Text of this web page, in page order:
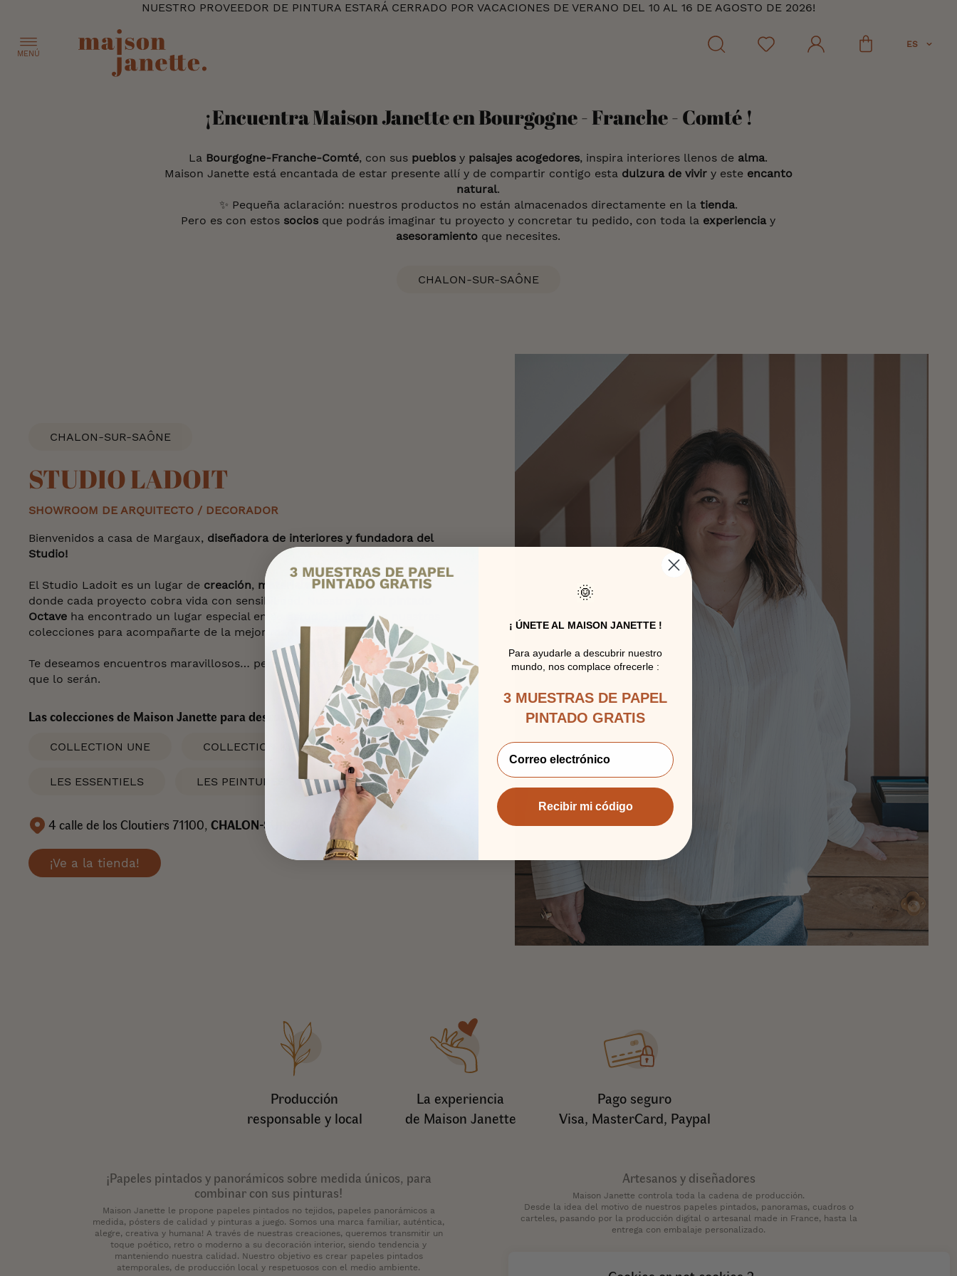
NUESTRO PROVEEDOR DE PINTURA ESTARÁ CERRADO POR VACACIONES DE VERANO DEL 10 AL 16 DE AGOSTO DE 2026!
MENÚ
ES
¡Encuentra Maison Janette en Bourgogne - Franche - Comté !
La Bourgogne-Franche-Comté, con sus pueblos y paisajes acogedores, inspira interiores llenos de alma.
Maison Janette está encantada de estar presente allí y de compartir contigo esta dulzura de viviry este encanto
natural.
✨ Pequeña aclaración: nuestros productos no están almacenados directamente en la tienda.
Pero es con estos socios que podrás imaginar tu proyecto y concretar tu pedido, con toda la experienciay
asesoramiento que necesites.
CHALON-SUR-SAÔNE
CHALON-SUR-SAÔNE
STUDIO LADOIT
SHOWROOM DE ARQUITECTO / DECORADOR
Bienvenidos a casa de Margaux, diseñadora de interiores y fundadora del
Studio!
El Studio Ladoit es un lugar de creación, materialese intercambios,
donde cada proyecto cobra vida con sensibilidad. Nuestro
Octave ha encontrado un lugar especial en su estudio, junto con nuestras
colecciones para acompañarte de la mejor manera a
crear tu hogar.
Te deseamos encuentros maravillosos… pero con Margaux, ya sabemos
que lo serán.
Las colecciones de Maison Janette para descubrir en nuestro socio:
COLLECTION UNE COLLECTION KIDS BLOOM
LES ESSENTIELS LES PEINTURES
4 calle de los Cloutiers 71100,CHALON-SUR-SAÔNE
¡Ve a la tienda!
Producción
responsable y local
La experiencia
de Maison Janette
Pago seguro
Visa, MasterCard, Paypal
¡Papeles pintados y panorámicos sobre medida únicos, para
combinar con sus pinturas!
Maison Janette le propone papeles pintados no tejidos, papeles panorámicos a
medida, pósters de calidad y pinturas a juego. Somos una marca familiar, auténtica,
alegre, creativa y humana! A través de nuestras creaciones, queremos transmitir un
toque poético, retro o moderno a su decoración interior, siendo tendencia y
manteniendo nuestra calidad. Nuestro objetivo es crear papeles pintados
atemporales, de producción local y respetuosos con el medio ambiente.
Artesanos y diseñadores
Maison Janette controla toda la cadena de producción.
Desde la idea del motivo de nuestros papeles pintados, panoramas, cuadros o
carteles, pasando por la producción digital o artesanal made in France, hasta la
entrega con embalaje personalizado.
🌞
¡ ÚNETE AL MAISON JANETTE !
Para ayudarle a descubrir nuestro
mundo, nos complace ofrecerle :
3 MUESTRAS DE PAPEL
PINTADO GRATIS
Recibir mi código